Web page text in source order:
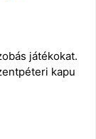
játékokat.
kapu